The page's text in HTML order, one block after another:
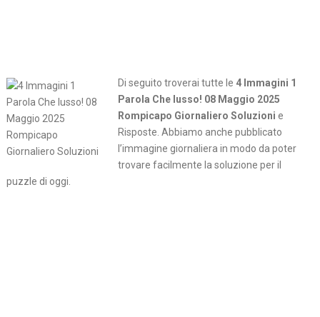
Di seguito troverai tutte le 4 Immagini 1
Parola Che lusso! 08 Maggio 2025
Rompicapo Giornaliero Soluzioni e
Risposte. Abbiamo anche pubblicato
l’immagine giornaliera in modo da poter
trovare facilmente la soluzione per il
puzzle di oggi.